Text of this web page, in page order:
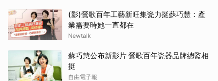
(影)鶯歌百年工藝新旺集瓷力挺蘇巧慧：產
業需要時她一直都在
Newtalk
蘇巧慧公布新影片 鶯歌百年瓷器品牌總監相
挺
自由電子報